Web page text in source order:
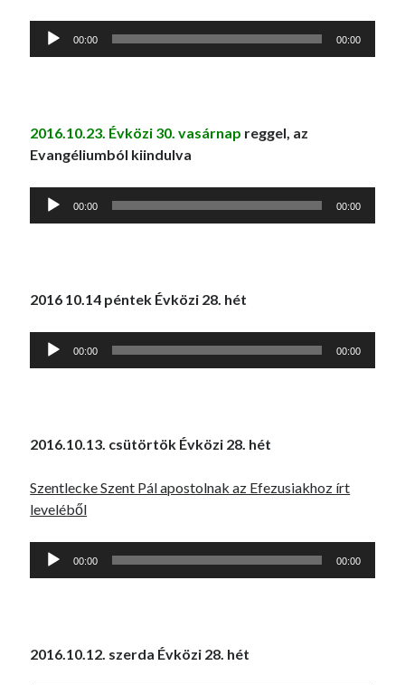
Audió
00:00 00:00
2016.10.23. Évközi 30. vasárnap reggel, az
Evangéliumból kiindulva
Audió
00:00 00:00
2016 10.14 péntek Évközi 28. hét
Audió
00:00 00:00
2016.10.13. csütörtök Évközi 28. hét
Szentlecke Szent Pál apostolnak az Efezusiakhoz írt
leveléből
Audió
00:00 00:00
2016.10.12. szerda Évközi 28. hét